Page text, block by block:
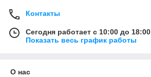
Контакты
Сегодня работает с 10:00 до 18:00
Показать весь график работы
О нас